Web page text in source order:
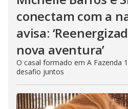
conectam com a
avisa:
nova aventura’
O casal formado em A Fazenda
desafio juntos